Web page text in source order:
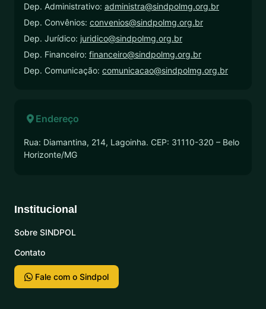
Dep. Administrativo: administra@sindpolmg.org.br
Dep. Convênios: convenios@sindpolmg.org.br
Dep. Jurídico: juridico@sindpolmg.org.br
Dep. Financeiro: financeiro@sindpolmg.org.br
Dep. Comunicação: comunicacao@sindpolmg.org.br
Endereço
Rua: Diamantina, 214, Lagoinha. CEP: 31110-320 – Belo
Horizonte/MG
Institucional
Sobre SINDPOL
Contato
Fale com o Sindpol